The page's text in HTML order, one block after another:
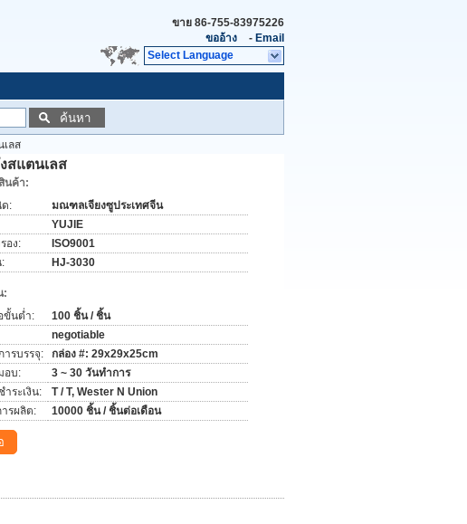
ขาย 86-755-83975226
ขออ้าง
- Email
Select Language
ค้นหา
ลส
สแตนเลส
นค้า:
ด:
มณฑลเจียงซูประเทศจีน
YUJIE
อง:
ISO9001
HJ-3030
:
ขั้นต่ำ:
100 ชิ้น / ชิ้น
negotiable
ารบรรจุ:
กล่อง #: 29x29x25cm
อบ:
3 ~ 30 วันทำการ
ำระเงิน:
T / T, Wester N Union
รผลิต:
10000 ชิ้น / ชิ้นต่อเดือน